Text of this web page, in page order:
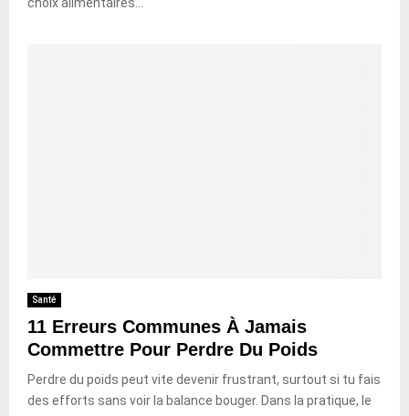
Santé
11 Erreurs Communes À Jamais
Commettre Pour Perdre Du Poids
Perdre du poids peut vite devenir frustrant, surtout si tu fais
des efforts sans voir la balance bouger. Dans la pratique, le